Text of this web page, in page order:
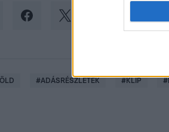
#ADÁSRÉSZLETEK #KLIP #